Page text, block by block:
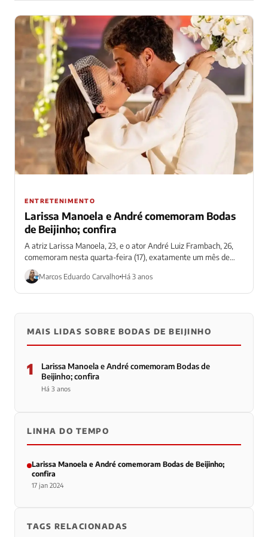
ENTRETENIMENTO
Larissa Manoela e André comemoram Bodas
de Beijinho; confira
A atriz Larissa Manoela, 23, e o ator André Luiz Frambach, 26,
comemoram nesta quarta-feira (17), exatamente um mês de
casamento. Desta...
Marcos Eduardo Carvalho Há 3 anos
MAIS LIDAS SOBRE BODAS DE BEIJINHO
1
Larissa Manoela e André comemoram Bodas de
Beijinho; confira
Há 3 anos
LINHA DO TEMPO
Larissa Manoela e André comemoram Bodas de Beijinho;
confira
17 jan 2024
TAGS RELACIONADAS